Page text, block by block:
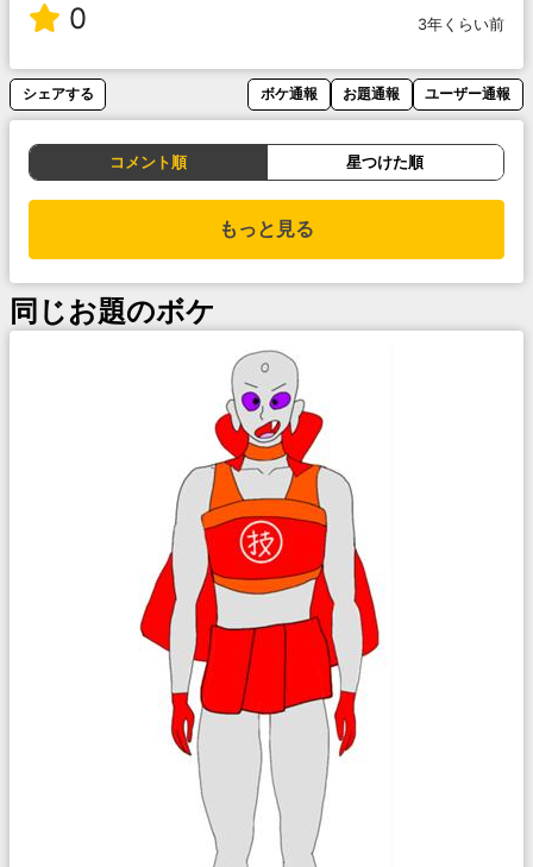
0 3年くらい前
シェアする ボケ通報 お題通報 ユーザー通報
コメント順 星つけた順
もっと見る
同じお題のボケ